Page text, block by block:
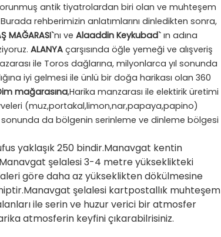
antik tiyatrolardan biri olan ve muhteşem
rehberimizin anlatımlarını dinledikten sonra,
MAĞARASI`nı ve Alaaddin Keykubad` ın adına
ALANYA çarşısında öğle yemeği ve alışveriş
ile Toros dağlarına, milyonlarca yıl sonunda
iyi gelmesi ile ünlü bir doğa harikası olan 360
mağarasına,Harika manzarası ile elektirik üretimi
(muz,portakal,limon,nar,papaya,papino)
da bölgenin serinleme ve dinleme bölgesi
yaklaşık 250 bindir.Manavgat kentin
şelalesi 3-4 metre yükseklikteki
göre daha az yükseklikten dökülmesine
şelalesi kartpostallık muhteşem
ile serin ve huzur verici bir atmosfer
atmosferin keyfini çıkarabilrisiniz.